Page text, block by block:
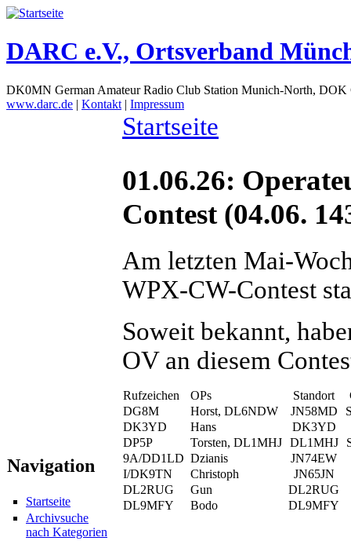
DARC e.V., Ortsverband
DK0MN German Amateur Radio Club Station Munich-North,
www.darc.de | Kontakt | Impressum
Navigation
Startseite
Archivsuche
nach Kategorien
Startseite
01.06.26:
Contest (04.06.
Am letzten Mai-
WPX-CW-Contest
Soweit bekannt,
OV an diesem
Rufzeichen OPs Standort
DG8M
Horst, DL6NDW JN58MD
DK3YD
Hans
DK3YD
DP5P
Torsten, DL1MHJ DL1MHJ
9A/DD1LD Dzianis
JN74EW
I/DK9TN
Christoph JN65JN
DL2RUG
Gun
DL2RUG
DL9MFY
Bodo DL9MFY